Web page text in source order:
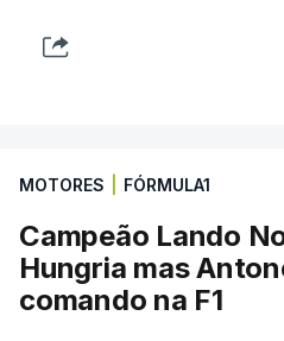
MOTORES FÓRMULA1
Campeão Lando
Hungria mas
comando na F1